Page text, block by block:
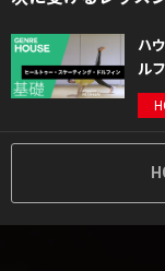
ハ
ル